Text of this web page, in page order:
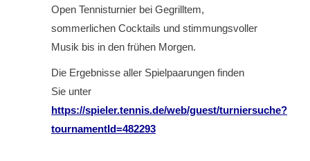
Open Tennisturnier bei Gegrilltem,
sommerlichen Cocktails und stimmungsvoller
Musik bis in den frühen Morgen.
Die Ergebnisse aller Spielpaarungen finden
Sie unter
https://spieler.tennis.de/web/guest/turniersuche?
tournamentId=482293